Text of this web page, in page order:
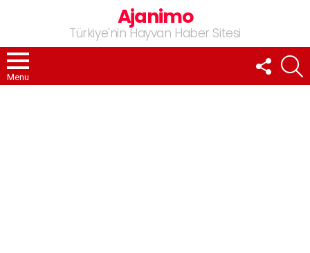
Ajanimo
Türkiye'nin Hayvan Haber Sitesi
Menu
FOLLOW
US